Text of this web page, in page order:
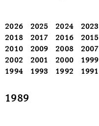
2026 2025 2024 2023
2018
2017 2016 2015
2010
2009 2008 2007
2002
2001 2000 1999
1994
1993 1992 1991
1989
CORONA-Förderlinie
Zwischenfinanzierung
Sonstiges
Zwischenfinanzierung